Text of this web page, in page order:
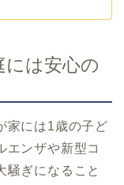
は安心の
家には1歳の子ど
エンザや新型コ
騒ぎになること